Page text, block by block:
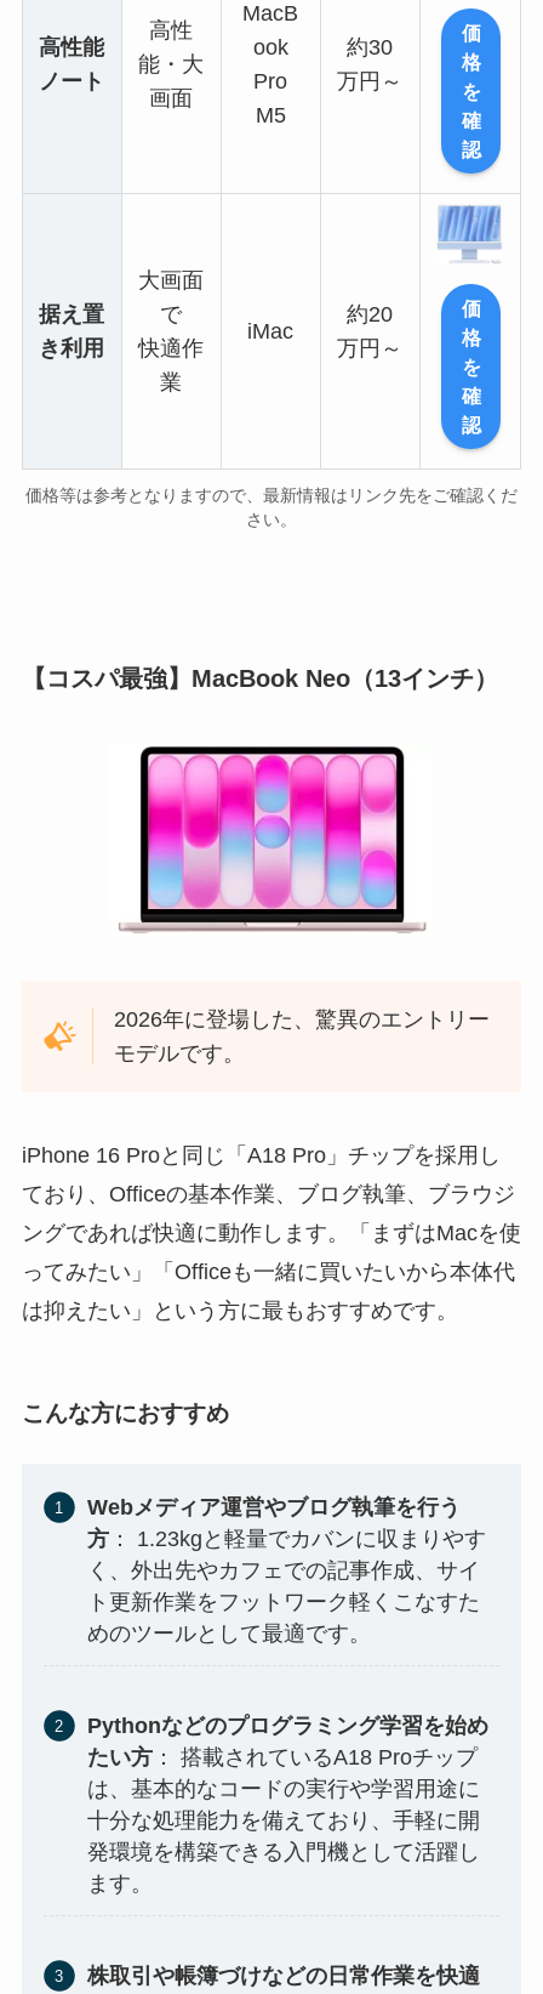
高性能
ノート
高性
能・大
画面
MacB
ook
Pro
M5
約30
万円～
価
格
を
確
認
据え置
き利用
大画面
で
快適作
業
iMac
約20
万円～
価
格
を
確
認
価格等は参考となりますので、最新情報はリンク先をご確認くだ
さい。
【コスパ最強】MacBook Neo（13インチ）
2026年に登場した、驚異のエントリー
モデルです。
iPhone 16 Proと同じ「A18 Pro」チップを採用し
ており、Officeの基本作業、ブログ執筆、ブラウジ
ングであれば快適に動作します。「まずはMacを使
ってみたい」「Officeも一緒に買いたいから本体代
は抑えたい」という方に最もおすすめです。
こんな方におすすめ
Webメディア運営やブログ執筆を行う
方： 1.23kgと軽量でカバンに収まりやす
く、外出先やカフェでの記事作成、サイ
ト更新作業をフットワーク軽くこなすた
めのツールとして最適です。
Pythonなどのプログラミング学習を始め
たい方： 搭載されているA18 Proチップ
は、基本的なコードの実行や学習用途に
十分な処理能力を備えており、手軽に開
発環境を構築できる入門機として活躍し
ます。
株取引や帳簿づけなどの日常作業を快適